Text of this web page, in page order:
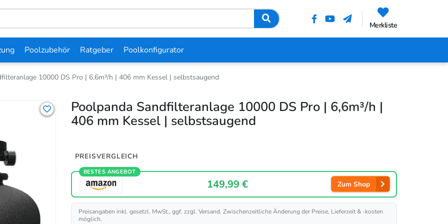
Merkliste
Poolzubehör Ratgeber Poolkonfigurator
10000 DS Pro | 6,6m³/h | 406 mm Kessel | selbstsaugend
Poolpanda Sandfilteranlage 10000 DS Pro | 6,6m³/h |
406 mm Kessel | selbstsaugend
PREISVERGLEICH
BESTES ANGEBOT
149,99 € Zum Shop
Preisangaben inkl. gesetzl. MwSt., ggf. zzgl. Versand. Zwischenzeitliche Änderung der Preise, Lieferzeit & -kosten
möglich.